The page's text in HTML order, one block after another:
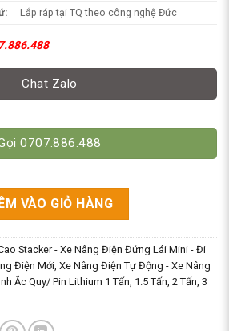
Lắp ráp tại TQ theo công nghệ Đức
Chat Zalo
0707.886.488
Đứng Lái Mini NRS - Dùng Cho
VÀO GIỎ HÀNG
Stacker - Xe Nâng Điện Đứng Lái Mini - Đi
Điện Mới Xe Nâng Điện Tự Động - Xe Nâng
Ắc Quy/ Pin Lithium 1 Tấn, 1.5 Tấn, 2 Tấn, 3